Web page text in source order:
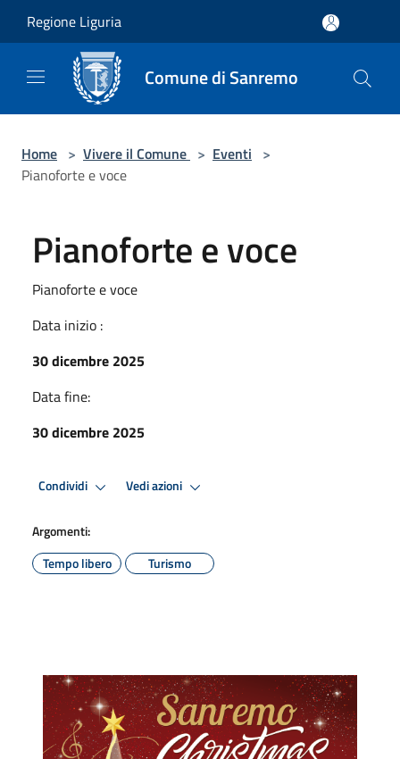
Regione Liguria
Comune di Sanremo
Home > Vivere il Comune > Eventi >
Pianoforte e voce
Pianoforte e voce
Pianoforte e voce
Data inizio :
30 dicembre 2025
Data fine:
30 dicembre 2025
Condividi Vedi azioni
Argomenti:
Tempo libero
Turismo